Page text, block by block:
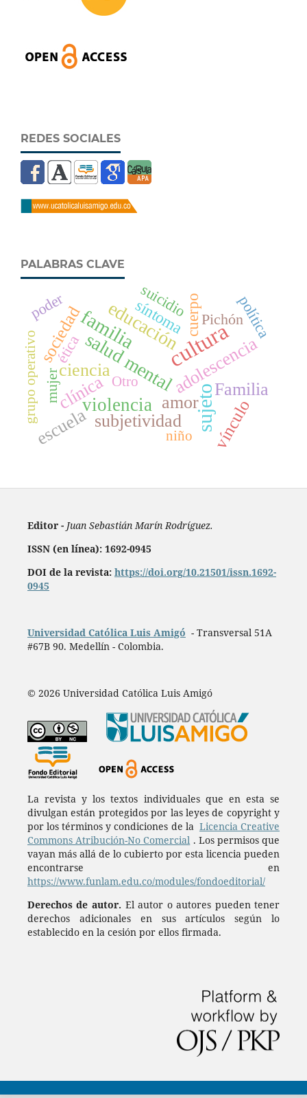
REDES SOCIALES
PALABRAS CLAVE
cultura
sujeto
familia
salud mental
educación
violencia
adolescencia
clínica
amor
subjetividad
escuela
ciencia
Familia
sociedad
vínculo
síntomacuerpo
mujer
ética
Pichón
poder política
suicidio
grupo operativo Otro
niño
Editor - Juan Sebastián Marín Rodríguez.
ISSN (en línea): 1692-0945
DOI de la revista: https://doi.org/10.21501/issn.1692-
0945
Universidad Católica Luis Amigó - Transversal 51A
#67B 90. Medellín - Colombia.
© 2026 Universidad Católica Luis Amigó
La revista y los textos individuales que en esta se
divulgan están protegidos por las leyes de copyright y
por los términos y condiciones de la Licencia Creative
Commons Atribución-No Comercial . Los permisos que
vayan más allá de lo cubierto por esta licencia pueden
encontrarse en
https://www.funlam.edu.co/modules/fondoeditorial/
Derechos de autor. El autor o autores pueden tener
derechos adicionales en sus artículos según lo
establecido en la cesión por ellos firmada.